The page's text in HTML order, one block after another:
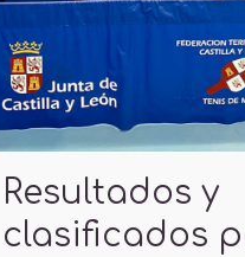
Resultados y
clasificados